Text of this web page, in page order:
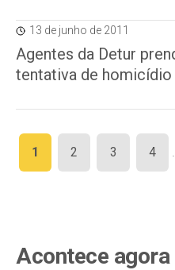
13 de junho de 2011
Agentes da Detur
tentativa de homicídio
Paginação
de
1 2 3 4
Acontece agora